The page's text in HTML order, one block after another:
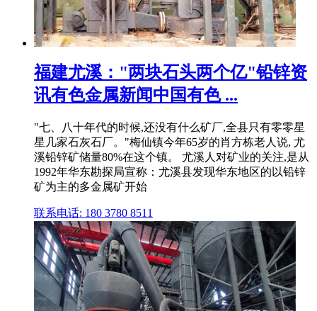
福建尤溪："两块石头两个亿"铅锌资
讯有色金属新闻中国有色 ...
"七、八十年代的时候,还没有什么矿厂,全县只有零零星
星几家石灰石厂。"梅仙镇今年65岁的肖方栋老人说, 尤
溪铅锌矿储量80%在这个镇。 尤溪人对矿业的关注,是从
1992年华东勘探局宣称：尤溪县发现华东地区的以铅锌
矿为主的多金属矿开始
联系电话: 180 3780 8511